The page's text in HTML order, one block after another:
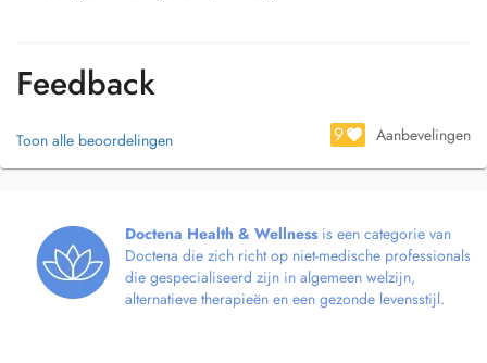
Feedback
Toon alle beoordelingen 9 Aanbevelingen
Doctena Health & Wellness is een categorie van
Doctena die zich richt op niet-medische professionals
die gespecialiseerd zijn in algemeen welzijn,
alternatieve therapieën en een gezonde levensstijl.